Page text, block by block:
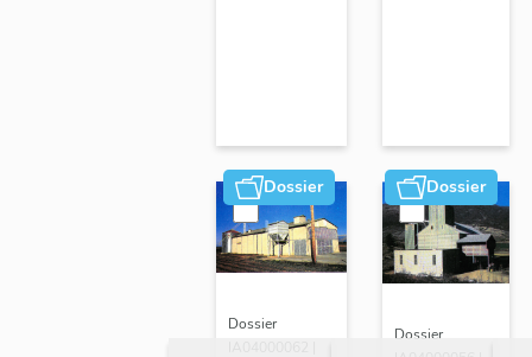
Dossier
Dossier
Dossier
Dossier